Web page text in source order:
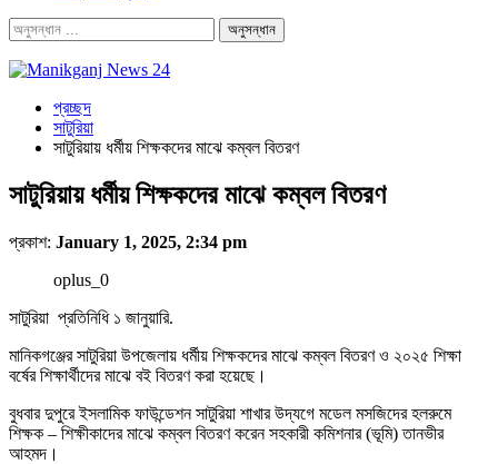
প্রচ্ছদ
সাটুরিয়া
সাটুরিয়ায় ধর্মীয় শিক্ষকদের মাঝে কম্বল বিতরণ
সাটুরিয়ায় ধর্মীয় শিক্ষকদের মাঝে কম্বল বিতরণ
প্রকাশ: January 1, 2025, 2:34 pm
oplus_0
সাটুরিয়া প্রতিনিধি ১ জানুয়ারি.
মানিকগঞ্জের সাটুরিয়া উপজেলায় ধর্মীয় শিক্ষকদের মাঝে কম্বল বিতরণ ও ২০২৫ শিক্ষা
বর্ষের শিক্ষার্থীদের মাঝে বই বিতরণ করা হয়েছে।
বুধবার দুপুরে ইসলামিক ফাউন্ডেশন সাটুরিয়া শাখার উদ্যগে মডেল মসজিদের হলরুমে
শিক্ষক – শিক্ষীকাদের মাঝে কম্বল বিতরণ করেন সহকারী কমিশনার (ভূমি) তানভীর
আহমদ।